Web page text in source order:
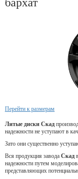
Перейти к размерам
Литые диски Скад
надежности не уступают в
Зато они существенно
Вся продукция завода Скад
надежности путем
представляющих